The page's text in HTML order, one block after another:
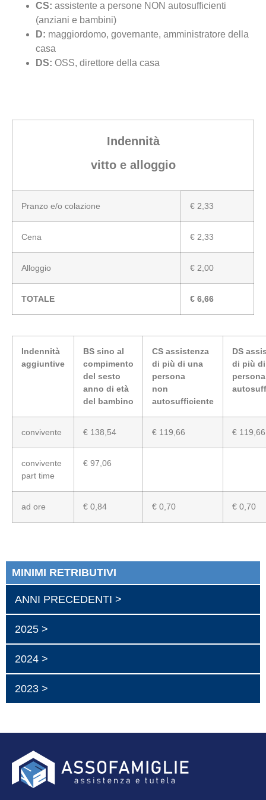
CS: assistente a persone NON autosufficienti
(anziani e bambini)
D: maggiordomo, governante, amministratore della
casa
DS: OSS, direttore della casa
Indennità
vitto e alloggio
Pranzo e/o colazione € 2,33
Cena € 2,33
Alloggio € 2,00
TOTALE € 6,66
Indennità
aggiuntive
BS sino al
compimento
del sesto
anno di età
del bambino
CS assistenza
di più di una
persona
non
autosufficiente
DS
di più
convivente € 138,54 € 119,66 € 119,66
convivente
part time
€ 97,06
ad ore € 0,84 € 0,70 € 0,70
MINIMI RETRIBUTIVI
ANNI PRECEDENTI >
2025 >
2024 >
2023 >